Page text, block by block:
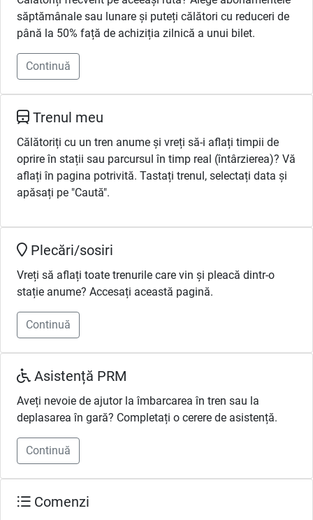
săptămânale sau lunare și puteți călători cu reduceri de
până la 50% față de achiziția zilnică a unui bilet.
Continuă
Trenul meu
Călătoriți cu un tren anume și vreți să-i aflați timpii de
oprire în stații sau parcursul în timp real (întârzierea)? Vă
aflați în pagina potrivită. Tastați trenul, selectați data și
apăsați pe "Caută".
Plecări/sosiri
Vreți să aflați toate trenurile care vin și pleacă dintr-o
stație anume? Accesați această pagină.
Continuă
Asistență PRM
Aveți nevoie de ajutor la îmbarcarea în tren sau la
deplasarea în gară? Completați o cerere de asistență.
Continuă
Comenzi